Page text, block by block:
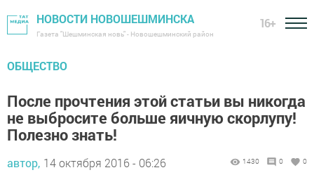
НОВОСТИ НОВОШЕШМИНСКА
Газета "Шешминская новь" - Новошешминский район
16+
ОБЩЕСТВО
После прочтения этой статьи вы никогда
не выбросите больше яичную скорлупу!
Полезно знать!
автор, 14 октября 2016 - 06:26 1430 0 0